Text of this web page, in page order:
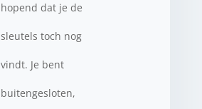
hopend dat je de
sleutels toch nog
vindt. Je bent
buitengesloten,